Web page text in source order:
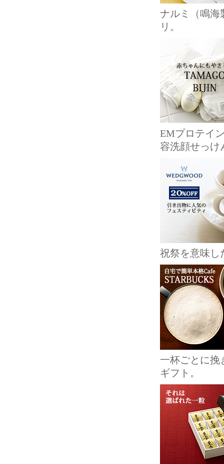
ナルミ（鳴海
リ。
EMプロテイ
容洗顔せっけ
祝祭を意味し
一杯ごとに挽
ギフト。